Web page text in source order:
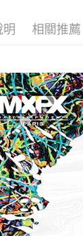
明 相關推薦